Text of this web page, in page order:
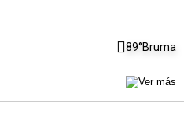
89°Bruma